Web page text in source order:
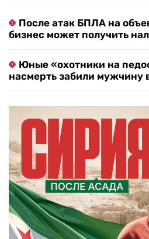
После атак БПЛА на
бизнес может получить
Юные «охотники на
насмерть забили мужчину